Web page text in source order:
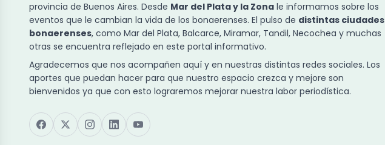
provincia de Buenos Aires. Desde Mar del Plata y la Zona le informamos sobre los
eventos que le cambian la vida de los bonaerenses. El pulso de distintas ciudades
bonaerenses, como Mar del Plata, Balcarce, Miramar, Tandil, Necochea y muchas
otras se encuentra reflejado en este portal informativo.
Agradecemos que nos acompañen aquí y en nuestras distintas redes sociales. Los
aportes que puedan hacer para que nuestro espacio crezca y mejore son
bienvenidos ya que con esto lograremos mejorar nuestra labor periodística.